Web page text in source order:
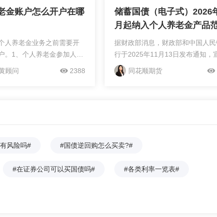
金账户怎么开户在哪
人养老金业务之前需要开
。1、个人养老金参加人可
会保险公共服务平台、全
两个账户开立后，就可向
资者在证券公司开立个人
开立的个人养老金资金账
顾问 2388
储蓄国债（电子式）2026
月起纳入个人养老金产品
据财政部消息，财政部和中国人民
行于2025年11月13日发布通知，
储蓄国债（电子式）自2026年6月
式纳入个人养老金产品范围，指定
在开立个人养老金资金账户的养
买服务。开办机构需为养老金投资
购买期次、数量及持有变动，并与
同花顺期货
风险吗# #国债逆回购怎么买卖?#
#在证券公司可以买国债吗# #各类利率一览表#